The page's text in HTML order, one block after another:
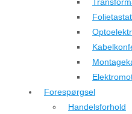
Forespørgsel
Handelsforhold